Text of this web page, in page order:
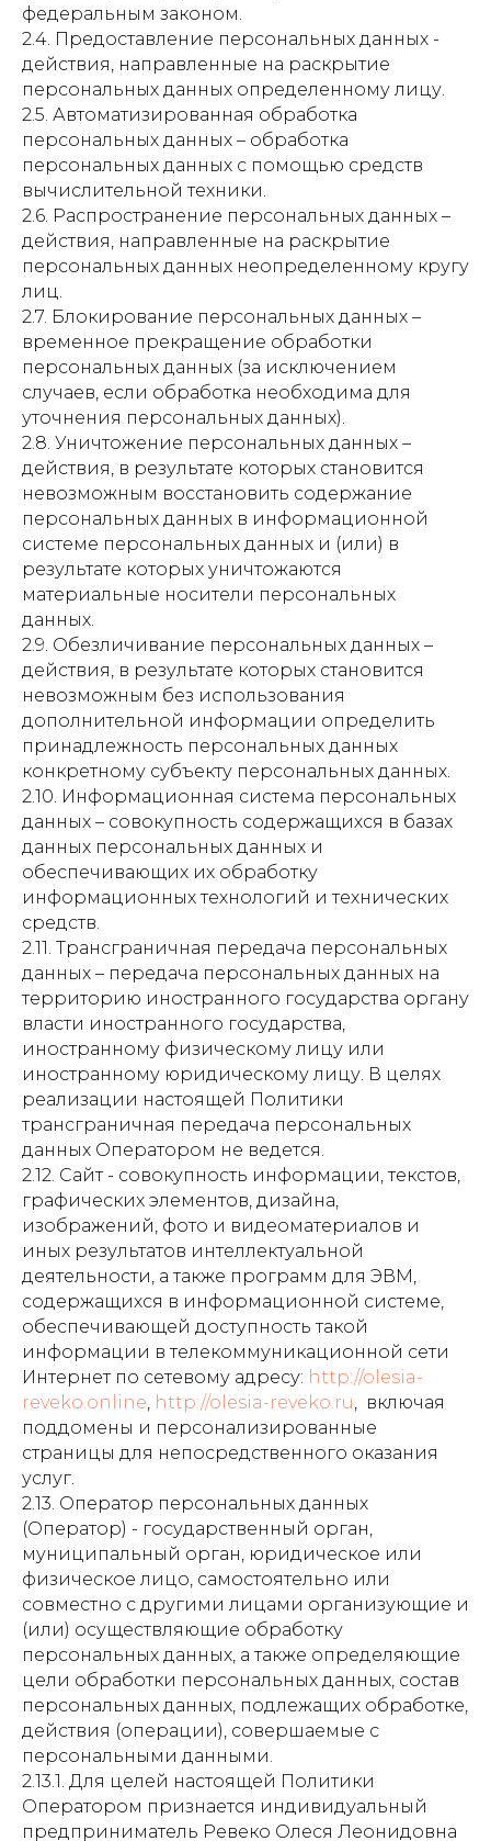
федеральным законом.
2.4. Предоставление персональных данных -
действия, направленные на раскрытие
персональных данных определенному лицу.
2.5. Автоматизированная обработка
персональных данных – обработка
персональных данных с помощью средств
вычислительной техники.
2.6. Распространение персональных данных –
действия, направленные на раскрытие
персональных данных неопределенному кругу
лиц.
2.7. Блокирование персональных данных –
временное прекращение обработки
персональных данных (за исключением
случаев, если обработка необходима для
уточнения персональных данных).
2.8. Уничтожение персональных данных –
действия, в результате которых становится
невозможным восстановить содержание
персональных данных в информационной
системе персональных данных и (или) в
результате которых уничтожаются
материальные носители персональных
данных.
2.9. Обезличивание персональных данных –
действия, в результате которых становится
невозможным без использования
дополнительной информации определить
принадлежность персональных данных
конкретному субъекту персональных данных.
2.10. Информационная система персональных
данных – совокупность содержащихся в базах
данных персональных данных и
обеспечивающих их обработку
информационных технологий и технических
средств.
2.11. Трансграничная передача персональных
данных – передача персональных данных на
территорию иностранного государства органу
власти иностранного государства,
иностранному физическому лицу или
иностранному юридическому лицу. В целях
реализации настоящей Политики
трансграничная передача персональных
данных Оператором не ведется.
2.12. Сайт - совокупность информации, текстов,
графических элементов, дизайна,
изображений, фото и видеоматериалов и
иных результатов интеллектуальной
деятельности, а также программ для ЭВМ,
содержащихся в информационной системе,
обеспечивающей доступность такой
информации в телекоммуникационной сети
Интернет по сетевому адресу: http://olesia-
reveko.online, http://olesia-reveko.ru, включая
поддомены и персонализированные
страницы для непосредственного оказания
услуг.
2.13. Оператор персональных данных
(Оператор) - государственный орган,
муниципальный орган, юридическое или
физическое лицо, самостоятельно или
совместно с другими лицами организующие и
(или) осуществляющие обработку
персональных данных, а также определяющие
цели обработки персональных данных, состав
персональных данных, подлежащих обработке,
действия (операции), совершаемые с
персональными данными.
2.13.1. Для целей настоящей Политики
Оператором признается индивидуальный
предприниматель Ревеко Олеся Леонидовна